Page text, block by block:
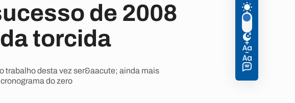
de 2008
torcida
trabalho desta vez ser&aacute; ainda mais
do zero